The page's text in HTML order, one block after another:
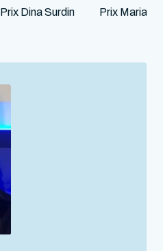
Prix Dina Surdin Prix